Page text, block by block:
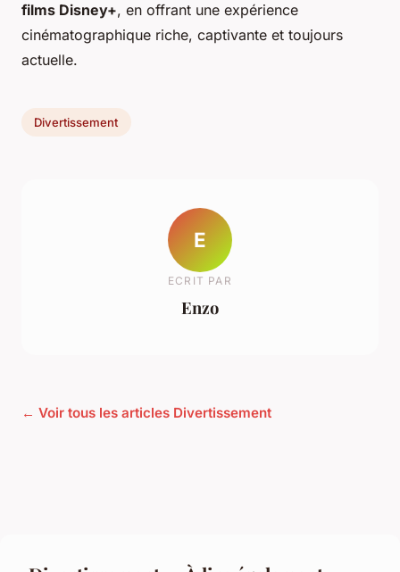
films Disney+, en offrant une expérience
cinématographique riche, captivante et toujours
actuelle.
Divertissement
E
ECRIT PAR
Enzo
← Voir tous les articles Divertissement